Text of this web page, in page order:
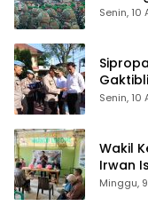
Saat
Senin,
Senin,
Wakil
Irwan
Minggu,